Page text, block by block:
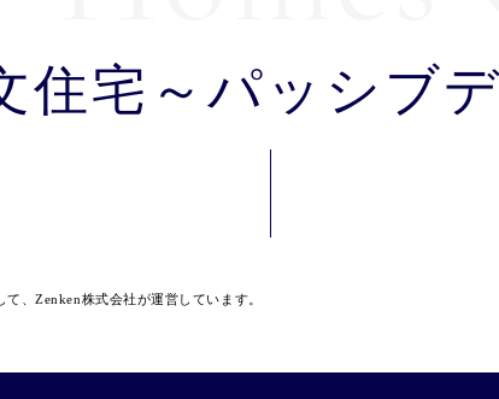
住宅～パッシブ
、Zenken株式会社が運営しています。